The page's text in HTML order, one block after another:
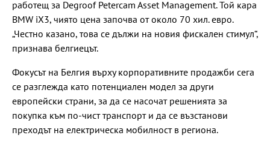
работещ за Degroof Petercam Asset Management. Той кара
BMW iX3, чиято цена започва от около 70 хил. евро.
„Честно казано, това се дължи на новия фискален стимул“,
признава белгиецът.
Фокусът на Белгия върху корпоративните продажби сега
се разглежда като потенциален модел за други
европейски страни, за да се насочат решенията за
покупка към по-чист транспорт и да се възстанови
преходът на електрическа мобилност в региона.